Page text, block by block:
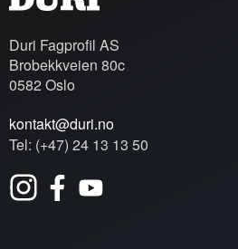
Duri Fagprofil AS
Brobekkveien 80c
0582 Oslo
kontakt@duri.no
Tel: (+47) 24 13 13 50